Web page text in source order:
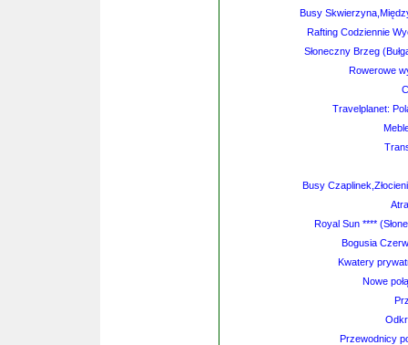
Busy
Rafting Codziennie
Słoneczny Brzeg
Rowerowe
Travelplanet:
Busy
Royal Sun ****
Bogusia
Kwatery
Nowe
Przewodnicy